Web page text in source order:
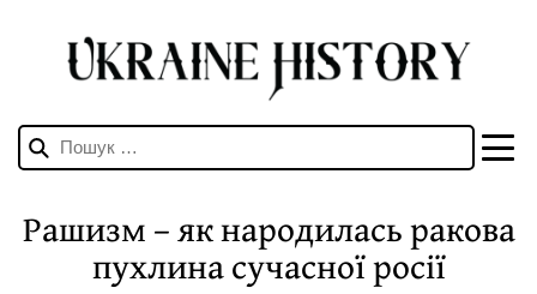
Пошук:
Рашизм – як народилась ракова
пухлина сучасної росії